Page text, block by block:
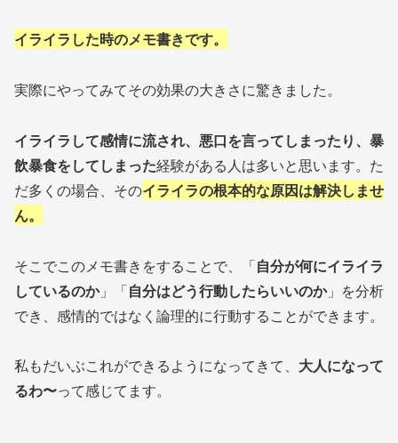
イライラした時のメモ書きです。
実際にやってみてその効果の大きさに驚きました。
イライラして感情に流され、悪口を言ってしまったり、暴
飲暴食をしてしまった経験がある人は多いと思います。た
だ多くの場合、そのイライラの根本的な原因は解決しませ
ん。
そこでこのメモ書きをすることで、「自分が何にイライラ
しているのか」「自分はどう行動したらいいのか」を分析
でき、感情的ではなく論理的に行動することができます。
私もだいぶこれができるようになってきて、 大人になって
るわ〜って感じてます。